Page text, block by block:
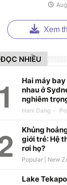
Xem
ĐỌC NHIỀU
Hai máy
nhau ở
nghiêm
Hani Dang -
Khủng
giới trẻ: Hệ
rơi họ?
Lake